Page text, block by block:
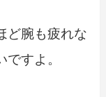
ど腕も疲れな
すよ。